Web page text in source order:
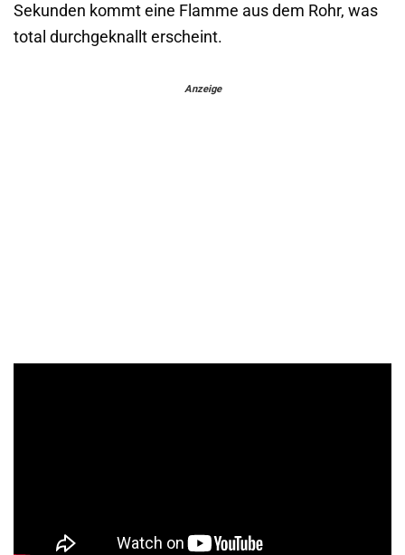
Sekunden kommt eine Flamme aus dem Rohr, was
total durchgeknallt erscheint.
Anzeige